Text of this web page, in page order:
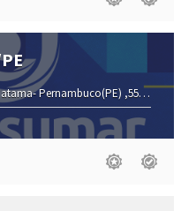
Pernambuco(PE) ,55355-000